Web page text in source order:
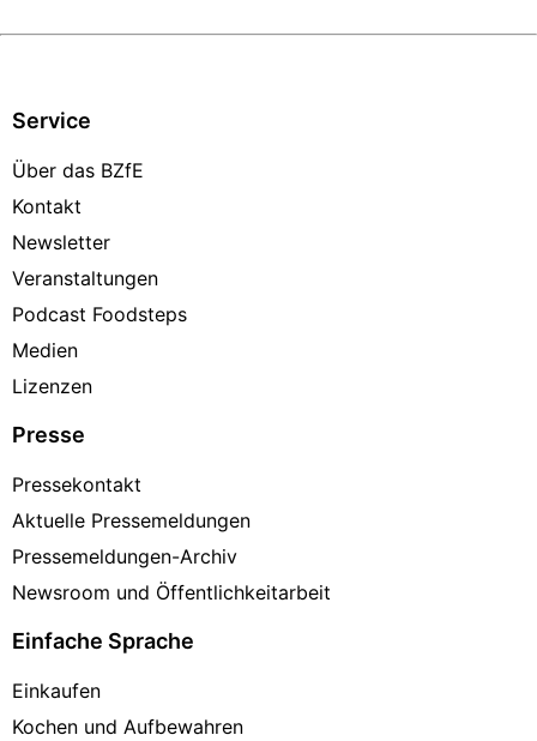
Service
Über das BZfE
Kontakt
Newsletter
Veranstaltungen
Podcast Foodsteps
Medien
Lizenzen
Presse
Pressekontakt
Aktuelle Pressemeldungen
Pressemeldungen-Archiv
Newsroom und Öffentlichkeitarbeit
Einfache Sprache
Einkaufen
Kochen und Aufbewahren